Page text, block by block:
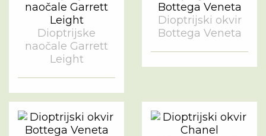
Dioptrijske
naočale Garrett
Leight
Dioptrijski okvir
Bottega Veneta